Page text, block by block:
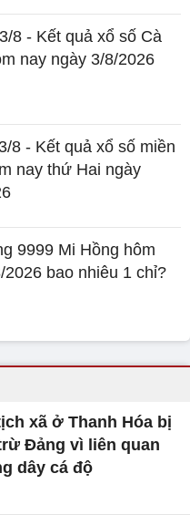
8 - Kết quả xổ số Cà
nay ngày 3/8/2026
8 - Kết quả xổ số miền
nay thứ Hai ngày
9999 Mi Hồng hôm
2026 bao nhiêu 1 chỉ?
xã ở Thanh Hóa bị
Đảng vì liên quan
dây cá độ